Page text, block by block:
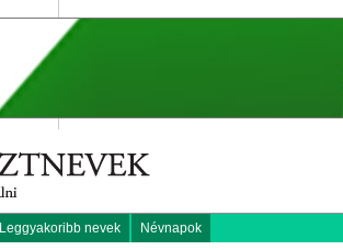
Leggyakoribb nevek Névnapok